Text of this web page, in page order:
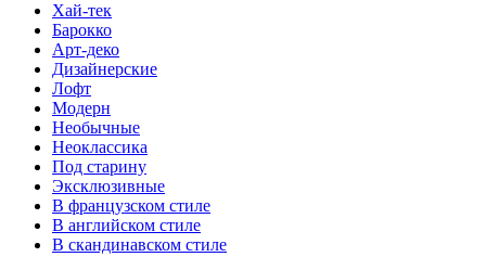
Хай-тек
Барокко
Арт-деко
Дизайнерские
Лофт
Модерн
Необычные
Неоклассика
Под старину
Эксклюзивные
В французском стиле
В английском стиле
В скандинавском стиле